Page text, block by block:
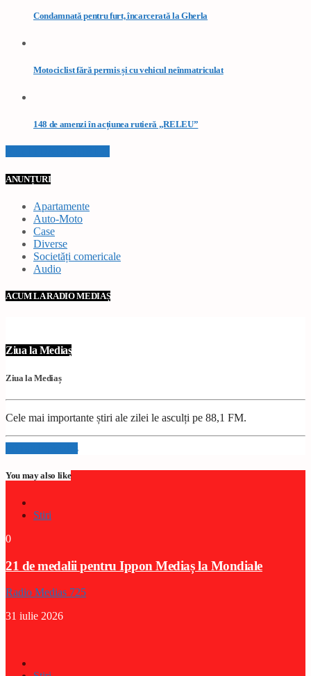
Condamnată pentru furt, încarcerată la Gherla
Motociclist fără permis și cu vehicul neînmatriculat
148 de amenzi în acțiunea rutieră „RELEU”
ANUNȚURI
Apartamente
Auto-Moto
Case
Diverse
Societăți comericale
Audio
ACUM LA RADIO MEDIAȘ
Ziua la Mediaș
Ziua la Mediaș
Cele mai importante știri ale zilei le asculți pe 88,1 FM.
Info and episodes
You may also like
Stiri
0
21 de medalii pentru Ippon Mediaș la Mondiale
Radio Medias 725
31 iulie 2026